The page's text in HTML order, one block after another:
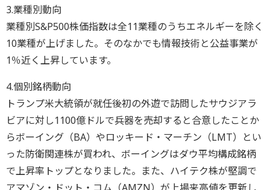
3.業種別動向
業種別S&P500株価指数は全11業種のうちエネルギーを除く
10業種が上げました。そのなかでも情報技術と公益事業が
1％近く上昇しています。
4.個別銘柄動向
トランプ米大統領が就任後初の外遊で訪問したサウジアラ
ビアに対し1100億ドルで兵器を売却すると合意したことか
らボーイング（BA）やロッキード・マーチン（LMT）とい
った防衛関連株が買われ、ボーイングはダウ平均構成銘柄
で上昇率トップとなりました。また、ハイテク株が堅調で